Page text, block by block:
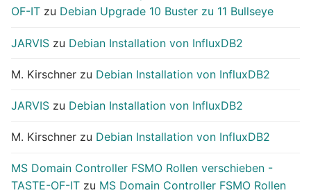
OF-IT zu Debian Upgrade 10 Buster zu 11 Bullseye
JARVIS zu Debian Installation von InfluxDB2
M. Kirschner zu Debian Installation von InfluxDB2
JARVIS zu Debian Installation von InfluxDB2
M. Kirschner zu Debian Installation von InfluxDB2
MS Domain Controller FSMO Rollen verschieben -
TASTE-OF-IT zu MS Domain Controller FSMO Rollen